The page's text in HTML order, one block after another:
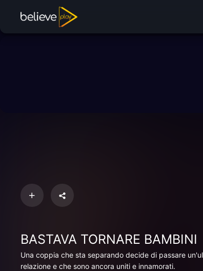
BASTAVA TORNARE BAMBINI
Una coppia che sta separando decide di passare
relazione e che sono ancora uniti e innamorati.